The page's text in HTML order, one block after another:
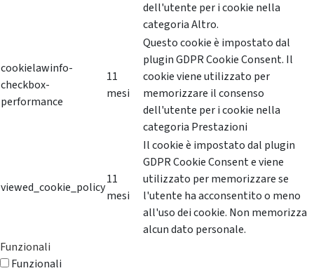
dell'utente per i cookie nella
categoria Altro.
cookielawinfo-
checkbox-
performance
11
mesi
Questo cookie è impostato dal
plugin GDPR Cookie Consent. Il
cookie viene utilizzato per
memorizzare il consenso
dell'utente per i cookie nella
categoria Prestazioni
viewed_cookie_policy
11
mesi
Il cookie è impostato dal plugin
GDPR Cookie Consent e viene
utilizzato per memorizzare se
l'utente ha acconsentito o meno
all'uso dei cookie. Non memorizza
alcun dato personale.
Funzionali
Funzionali